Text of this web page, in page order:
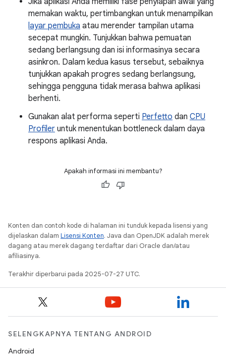
memakan waktu, pertimbangkan untuk menampilkan
layar pembuka atau merender tampilan utama
secepat mungkin. Tunjukkan bahwa pemuatan
sedang berlangsung dan isi informasinya secara
asinkron. Dalam kedua kasus tersebut, sebaiknya
tunjukkan apakah progres sedang berlangsung,
sehingga pengguna tidak merasa bahwa aplikasi
berhenti.
Gunakan alat performa seperti Perfetto dan CPU
Profiler untuk menentukan bottleneck dalam daya
respons aplikasi Anda.
Apakah informasi ini membantu?
Konten dan contoh kode di halaman ini tunduk kepada lisensi yang
dijelaskan dalam Lisensi Konten. Java dan OpenJDK adalah merek
dagang atau merek dagang terdaftar dari Oracle dan/atau
afiliasinya.
Terakhir diperbarui pada 2025-07-27 UTC.
SELENGKAPNYA TENTANG ANDROID
Android